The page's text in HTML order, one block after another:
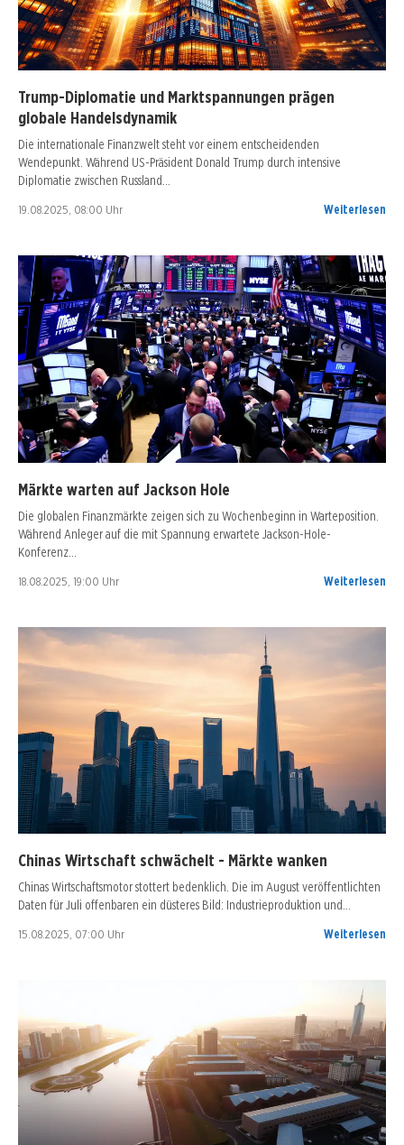
Trump-Diplomatie und Marktspannungen prägen
globale Handelsdynamik
Die internationale Finanzwelt steht vor einem entscheidenden
Wendepunkt. Während US-Präsident Donald Trump durch intensive
Diplomatie zwischen Russland…
19.08.2025, 08:00 Uhr Weiterlesen
Märkte warten auf Jackson Hole
Die globalen Finanzmärkte zeigen sich zu Wochenbeginn in Warteposition.
Während Anleger auf die mit Spannung erwartete Jackson-Hole-
Konferenz…
18.08.2025, 19:00 Uhr Weiterlesen
Chinas Wirtschaft schwächelt - Märkte wanken
Chinas Wirtschaftsmotor stottert bedenklich. Die im August veröffentlichten
Daten für Juli offenbaren ein düsteres Bild: Industrieproduktion und…
15.08.2025, 07:00 Uhr Weiterlesen